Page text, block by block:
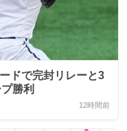
ドで完封リレーと3
勝利
12時間前